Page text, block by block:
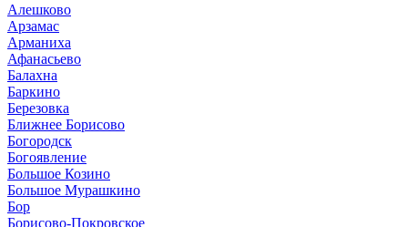
Алешково
Арзамас
Арманиха
Афанасьево
Балахна
Баркино
Березовка
Ближнее Борисово
Богородск
Богоявление
Большое Козино
Большое Мурашкино
Бор
Борисово-Покровское